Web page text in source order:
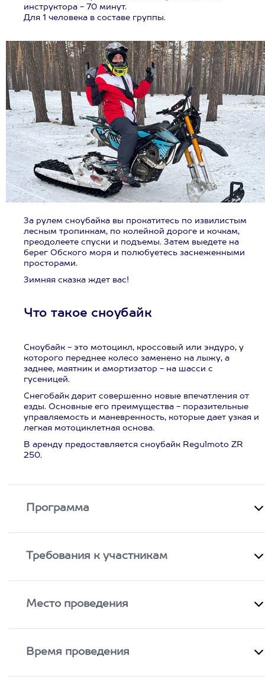
инструктора - 70 минут.
Для 1 человека в составе группы.
За рулем сноубайка вы прокатитесь по извилистым
лесным тропинкам, по колейной дороге и кочкам,
преодолеете спуски и подъемы. Затем выедете на
берег Обского моря и полюбуетесь заснеженными
просторами.
Зимняя сказка ждет вас!
Что такое сноубайк
Сноубайк - это мотоцикл, кроссовый или эндуро, у
которого переднее колесо заменено на лыжу, а
заднее, маятник и амортизатор - на шасси с
гусеницей.
Снегобайк дарит совершенно новые впечатления от
езды. Основные его преимущества - поразительные
управляемость и маневренность, которые дает узкая и
легкая мотоциклетная основа.
В аренду предоставляется сноубайк Regulmoto ZR
250.
Программа
Требования к участникам
Место проведения
Время проведения